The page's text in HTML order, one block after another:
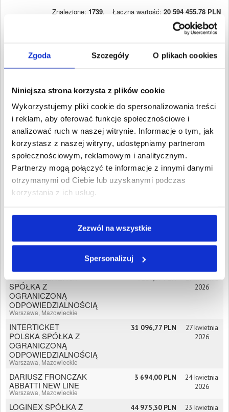
Zgoda Szczegóły O plikach cookies
Niniejsza strona korzysta z plików cookie
Wykorzystujemy pliki cookie do spersonalizowania treści
i reklam, aby oferować funkcje społecznościowe i
analizować ruch w naszej witrynie. Informacje o tym, jak
korzystasz z naszej witryny, udostępniamy partnerom
społecznościowym, reklamowym i analitycznym.
Partnerzy mogą połączyć te informacje z innymi danymi
otrzymanymi od Ciebie lub uzyskanymi podczas
korzystania z ich usług.
Zezwól na wszystkie
Spersonalizuj
Znalezione: 1739, Łączna wartość: 20 594 455,78 PLN
Data
publikacji
BLUEGREEN TEAM
SPÓŁKA Z
OGRANICZONĄ
Warszawa, Mazowieckie
10 337,89 PLN
19 maja
GABRIEL DAWID
GAWLIK
ZĄBKI, Mazowieckie
7 486,45 PLN 6 maja 2026
MILANOS PAWEŁ
WYDRA
Radom, Mazowieckie
24 758,53 PLN 6 maja 2026
AMI-TRANS Michał
Jabłoński Profesjonalny
Transport W
Temperaturze
Kontrolowanej
1 510,39 PLN 6 maja 2026
Crystal Eko Tech Ewa
Patrycja Pałacha
SPÓŁKA Z
OGRANICZONĄ
ODPOWIEDZIALNOŚCIĄ
Warszawa, Mazowieckie
4 137,87 PLN
27 kwietnia
2026
INTERTICKET
POLSKA SPÓŁKA Z
OGRANICZONĄ
ODPOWIEDZIALNOŚCIĄ
Warszawa, Mazowieckie
31 096,77 PLN
27 kwietnia
2026
DARIUSZ FRONCZAK
ABBATTI NEW LINE
Warszawa, Mazowieckie
3 694,00 PLN
24 kwietnia
2026
LOGINEX SPÓŁKA Z
44 975,30 PLN 23 kwietnia